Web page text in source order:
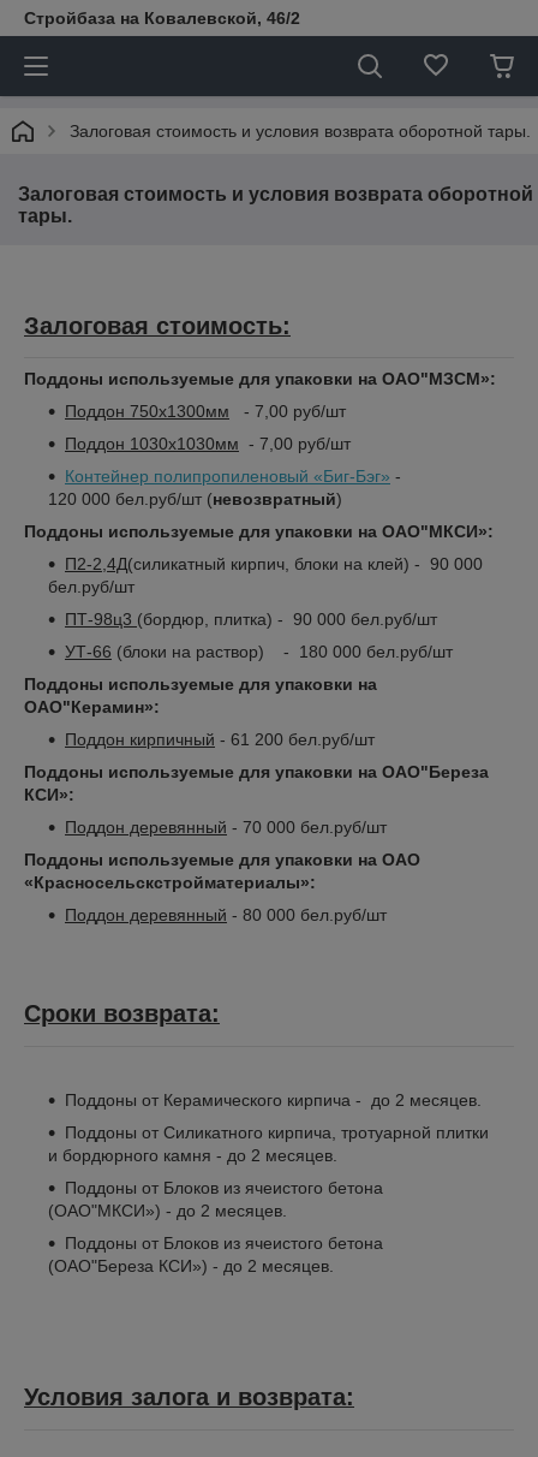
Стройбаза на Ковалевской, 46/2
Залоговая стоимость и условия возврата оборотной тары.
Залоговая стоимость и условия возврата оборотной
тары.
Залоговая стоимость:
Поддоны используемые для упаковки на ОАО"МЗСМ»:
Поддон 750х1300мм - 7,00 руб/шт
Поддон 1030х1030мм - 7,00 руб/шт
Контейнер полипропиленовый «Биг-Бэг» -
120 000 бел.руб/шт (невозвратный)
Поддоны используемые для упаковки на ОАО"МКСИ»:
П2-2,4Д(силикатный кирпич, блоки на клей) - 90 000
бел.руб/шт
ПТ-98ц3 (бордюр, плитка) - 90 000 бел.руб/шт
УТ-66 (блоки на раствор) - 180 000 бел.руб/шт
Поддоны используемые для упаковки на
ОАО"Керамин»:
Поддон кирпичный - 61 200 бел.руб/шт
Поддоны используемые для упаковки на ОАО"Береза
КСИ»:
Поддон деревянный - 70 000 бел.руб/шт
Поддоны используемые для упаковки на ОАО
«Красносельскстройматериалы»:
Поддон деревянный - 80 000 бел.руб/шт
Сроки возврата:
Поддоны от Керамического кирпича - до 2 месяцев.
Поддоны от Силикатного кирпича, тротуарной плитки
и бордюрного камня - до 2 месяцев.
Поддоны от Блоков из ячеистого бетона
(ОАО"МКСИ») - до 2 месяцев.
Поддоны от Блоков из ячеистого бетона
(ОАО"Береза КСИ») - до 2 месяцев.
Условия залога и возврата: